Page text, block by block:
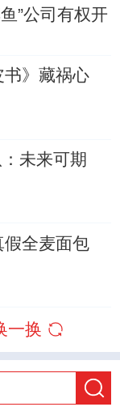
鱼”公司有权开
书》藏祸心
未来可期
假全麦面包
一换